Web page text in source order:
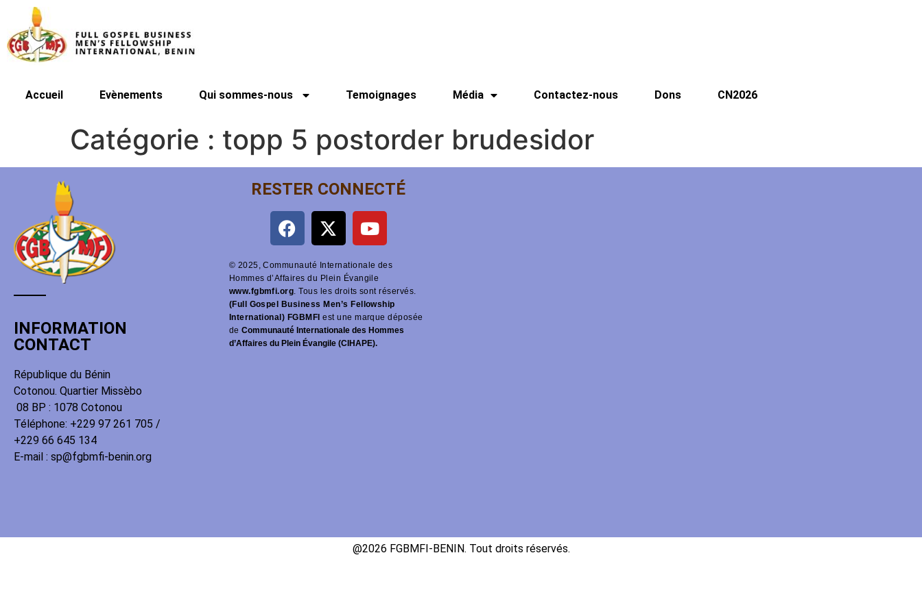
Accueil Evènements Qui sommes-nous Temoignages Média Contactez-nous Dons CN2026
Catégorie : topp 5 postorder brudesidor
INFORMATION
CONTACT
République du Bénin
Cotonou. Quartier Missèbo
08 BP : 1078 Cotonou
Téléphone: +229 97 261 705 /
+229 66 645 134
E-mail : sp@fgbmfi-benin.org
RESTER CONNECTÉ
© 2025, Communauté Internationale des
Hommes d’Affaires du Plein Évangile
www.fgbmfi.org. Tous les droits sont réservés.
(Full Gospel Business Men’s Fellowship
International) FGBMFI est une marque déposée
deCommunauté Internationale des Hommes
d’Affaires du Plein Évangile (CIHAPE).
@2026 FGBMFI-BENIN. Tout droits réservés.